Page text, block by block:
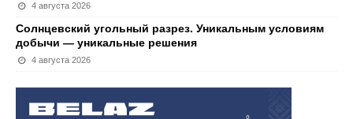
4 августа 2026
Солнцевский угольный разрез. Уникальным условиям
добычи — уникальные решения
4 августа 2026